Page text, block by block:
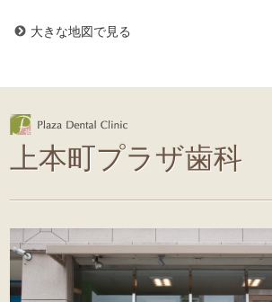
大きな地図で見る
上本町プラザ歯科